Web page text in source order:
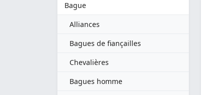
Bague
Alliances
Bagues de fiançailles
Chevalières
Bagues homme